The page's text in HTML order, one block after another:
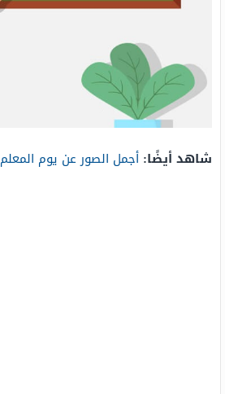
شاهد أيضًا: أجمل الصور عن يوم المعلم